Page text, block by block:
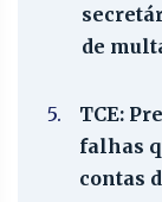
de
5.
TCE:
falhas
contas